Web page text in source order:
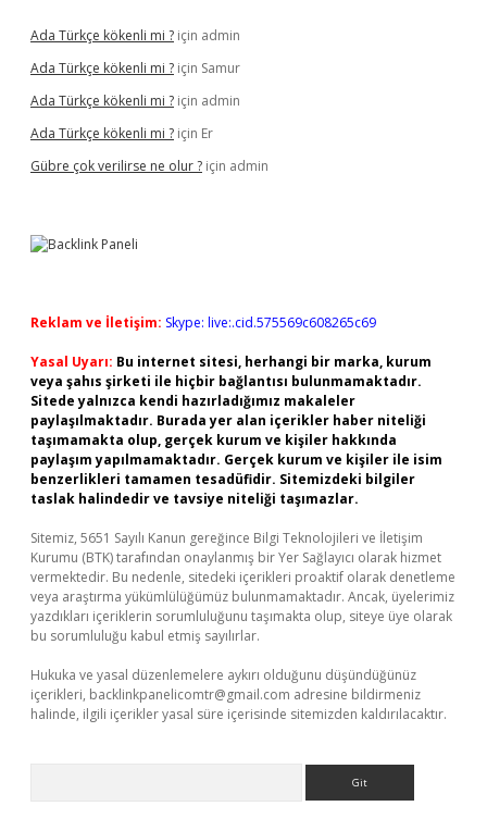
Ada Türkçe kökenli mi ? için admin
Ada Türkçe kökenli mi ? için Samur
Ada Türkçe kökenli mi ? için admin
Ada Türkçe kökenli mi ? için Er
Gübre çok verilirse ne olur ? için admin
Reklam ve İletişim: Skype: live:.cid.575569c608265c69
Yasal Uyarı: Bu internet sitesi, herhangi bir marka, kurum
veya şahıs şirketi ile hiçbir bağlantısı bulunmamaktadır.
Sitede yalnızca kendi hazırladığımız makaleler
paylaşılmaktadır. Burada yer alan içerikler haber niteliği
taşımamakta olup, gerçek kurum ve kişiler hakkında
paylaşım yapılmamaktadır. Gerçek kurum ve kişiler ile isim
benzerlikleri tamamen tesadüfidir. Sitemizdeki bilgiler
taslak halindedir ve tavsiye niteliği taşımazlar.
Sitemiz, 5651 Sayılı Kanun gereğince Bilgi Teknolojileri ve İletişim
Kurumu (BTK) tarafından onaylanmış bir Yer Sağlayıcı olarak hizmet
vermektedir. Bu nedenle, sitedeki içerikleri proaktif olarak denetleme
veya araştırma yükümlülüğümüz bulunmamaktadır. Ancak, üyelerimiz
yazdıkları içeriklerin sorumluluğunu taşımakta olup, siteye üye olarak
bu sorumluluğu kabul etmiş sayılırlar.
Hukuka ve yasal düzenlemelere aykırı olduğunu düşündüğünüz
içerikleri, backlinkpanelicomtr@gmail.com adresine bildirmeniz
halinde, ilgili içerikler yasal süre içerisinde sitemizden kaldırılacaktır.